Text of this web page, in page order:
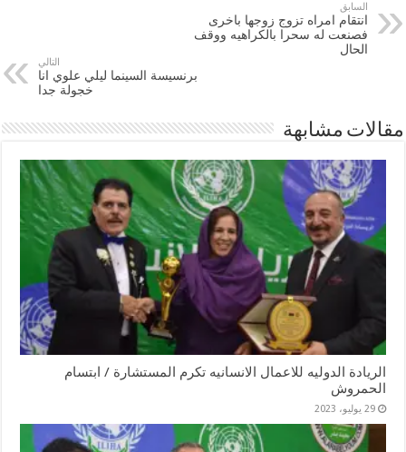
السابق
انتقام امراه تزوج زوجها باخرى
فصنعت له سحرا بالكراهيه ووقف
الحال
التالي
برنسيسة السينما ليلي علوي انا
خجولة جدا
مقالات مشابهة
الريادة الدوليه للاعمال الانسانيه تكرم المستشارة / ابتسام
الحمروش
29 يوليو، 2023